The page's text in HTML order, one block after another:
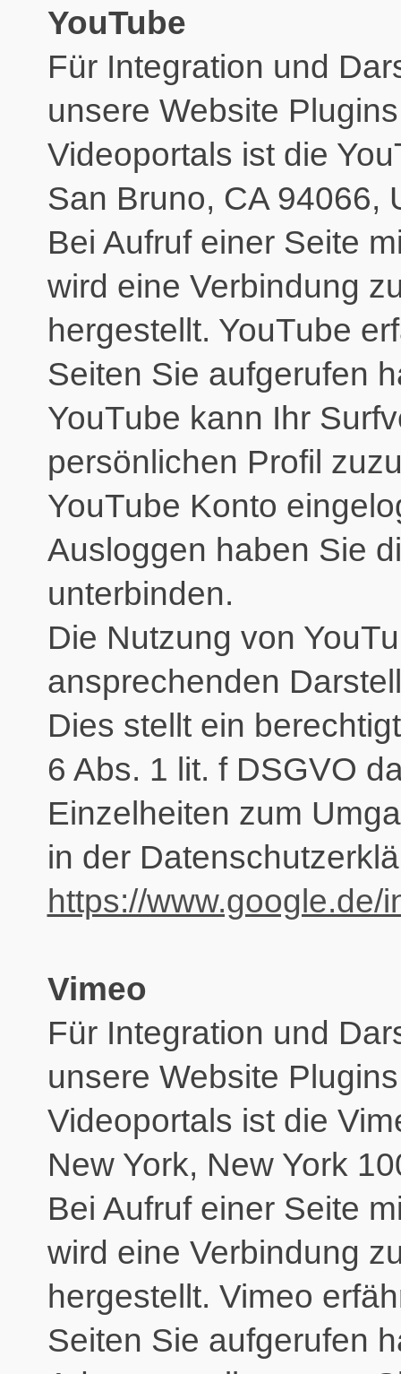
YouTube
Für Integration und
unsere Website
Videoportals ist die
San Bruno, CA 94066,
Bei Aufruf einer Seite
wird eine Verbindung
hergestellt. YouTube
Seiten Sie aufgerufen
YouTube kann Ihr
persönlichen Profil
YouTube Konto
Ausloggen haben Sie
unterbinden.
Die Nutzung von
ansprechenden
Dies stellt ein
6 Abs. 1 lit. f DSGVO
Einzelheiten zum
in der
https://www.google.de/
Vimeo
Für Integration und
unsere Website
Videoportals ist die
New York, New York
Bei Aufruf einer Seite
wird eine Verbindung
hergestellt. Vimeo
Seiten Sie aufgerufen